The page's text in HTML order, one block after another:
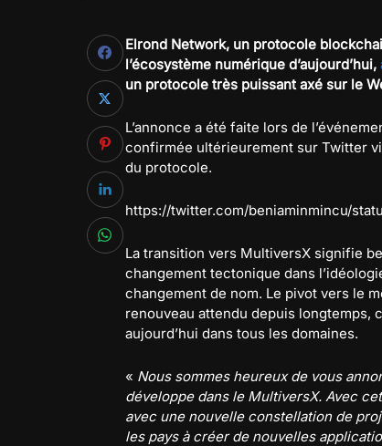
Elrond Network, un protocole
l’écosystème numérique d’aujourd’hui,
un protocole très puissant axé sur le
L’annonce a été faite lors de
confirmée ultérieurement sur Twitter
du protocole.
https://twitter.com/beniaminmincu/
La transition vers MultiversX signifie
changement tectonique dans
changement de nom. Le pivot vers le
renouveau attendu depuis longtemps,
aujourd’hui dans tous les domaines.
« Nous sommes heureux de vous
développe dans le MultiversX. Avec
avec une nouvelle constellation de
les pays à créer de nouvelles